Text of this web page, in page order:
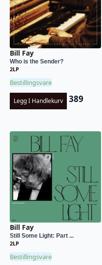
Bill Fay
Who is the Sender?
2LP
Bestillingsvare
Legg I Handlekurv 389
Bill Fay
Still Some Light: Part ...
2LP
Bestillingsvare